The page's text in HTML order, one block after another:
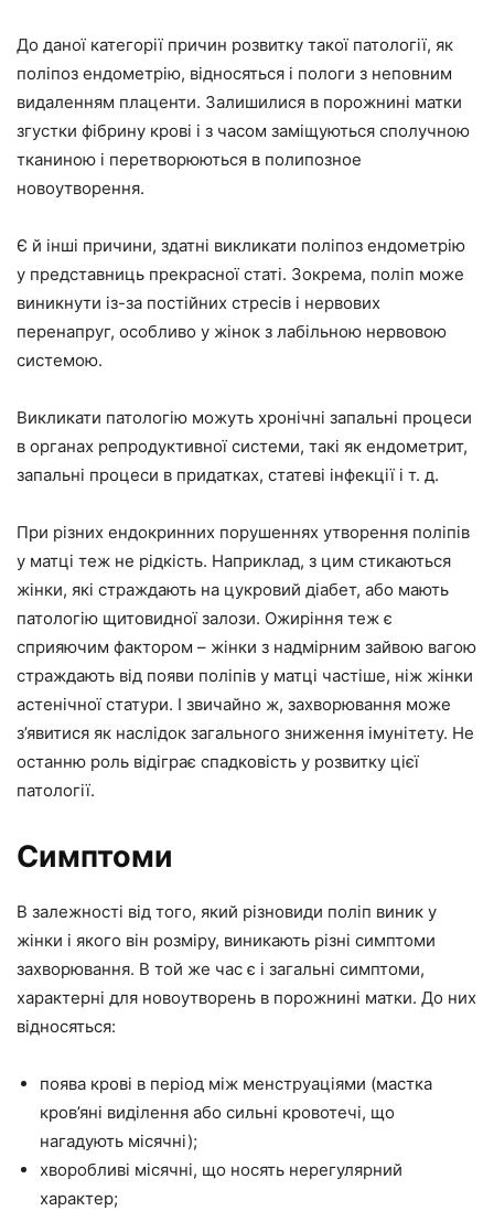
До даної категорії причин розвитку такої патології, як
поліпоз ендометрію, відносяться і пологи з неповним
видаленням плаценти. Залишилися в порожнині матки
згустки фібрину крові і з часом заміщуються сполучною
тканиною і перетворюються в полипозное
новоутворення.
Є й інші причини, здатні викликати поліпоз ендометрію
у представниць прекрасної статі. Зокрема, поліп може
виникнути із-за постійних стресів і нервових
перенапруг, особливо у жінок з лабільною нервовою
системою.
Викликати патологію можуть хронічні запальні процеси
в органах репродуктивної системи, такі як ендометрит,
запальні процеси в придатках, статеві інфекції і т. д.
При різних ендокринних порушеннях утворення поліпів
у матці теж не рідкість. Наприклад, з цим стикаються
жінки, які страждають на цукровий діабет, або мають
патологію щитовидної залози. Ожиріння теж є
сприяючим фактором – жінки з надмірним зайвою вагою
страждають від появи поліпів у матці частіше, ніж жінки
астенічної статури. І звичайно ж, захворювання може
з’явитися як наслідок загального зниження імунітету. Не
останню роль відіграє спадковість у розвитку цієї
патології.
Симптоми
В залежності від того, який різновиди поліп виник у
жінки і якого він розміру, виникають різні симптоми
захворювання. В той же час є і загальні симптоми,
характерні для новоутворень в порожнині матки. До них
відносяться:
поява крові в період між менструаціями (мастка
кров’яні виділення або сильні кровотечі, що
нагадують місячні);
хворобливі місячні, що носять нерегулярний
характер;